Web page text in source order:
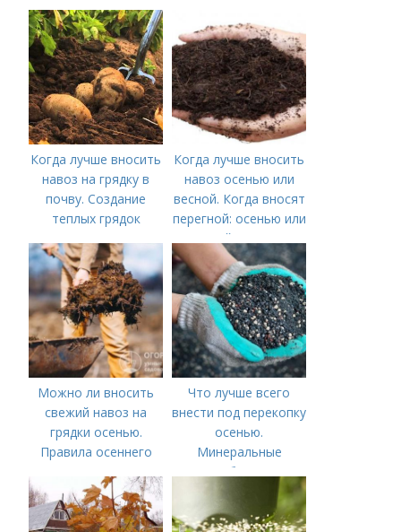
осенью
Когда лучше вносить
навоз на грядку в
почву. Создание
теплых грядок
Когда лучше вносить
навоз осенью или
весной. Когда вносят
перегной: осенью или
весной, правила
внесения удобрений
Можно ли вносить
свежий навоз на
грядки осенью.
Правила осеннего
Что лучше всего
внести под перекопку
осенью.
Минеральные
удобрения